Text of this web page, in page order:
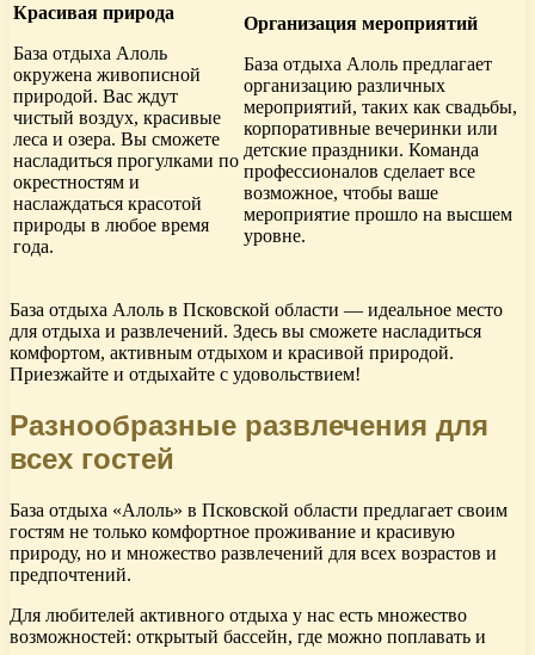
Красивая природа
База отдыха Алоль
окружена живописной
природой. Вас ждут
чистый воздух, красивые
леса и озера. Вы сможете
насладиться прогулками по
окрестностям и
наслаждаться красотой
природы в любое время
года.
Организация мероприятий
База отдыха Алоль предлагает
организацию различных
мероприятий, таких как свадьбы,
корпоративные вечеринки или
детские праздники. Команда
профессионалов сделает все
возможное, чтобы ваше
мероприятие прошло на высшем
уровне.
База отдыха Алоль в Псковской области — идеальное место
для отдыха и развлечений. Здесь вы сможете насладиться
комфортом, активным отдыхом и красивой природой.
Приезжайте и отдыхайте с удовольствием!
Разнообразные развлечения для
всех гостей
База отдыха «Алоль» в Псковской области предлагает своим
гостям не только комфортное проживание и красивую
природу, но и множество развлечений для всех возрастов и
предпочтений.
Для любителей активного отдыха у нас есть множество
возможностей: открытый бассейн, где можно поплавать и